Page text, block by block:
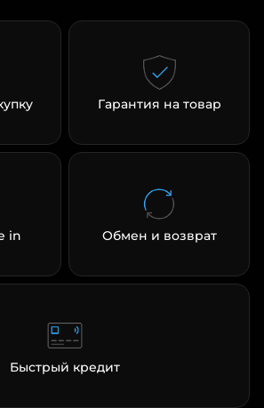
Гарантия на товар
in Обмен и возврат
Быстрый кредит